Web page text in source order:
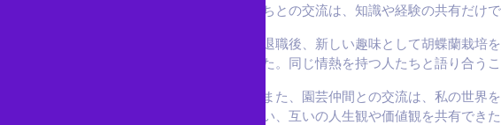
ちとの交流は、知識や経験の共有だけ
退職後、新しい趣味として胡蝶蘭栽培
た。同じ情熱を持つ人たちと語り合う
また、園芸仲間との交流は、私の世界
い、互いの人生観や価値観を共有でき